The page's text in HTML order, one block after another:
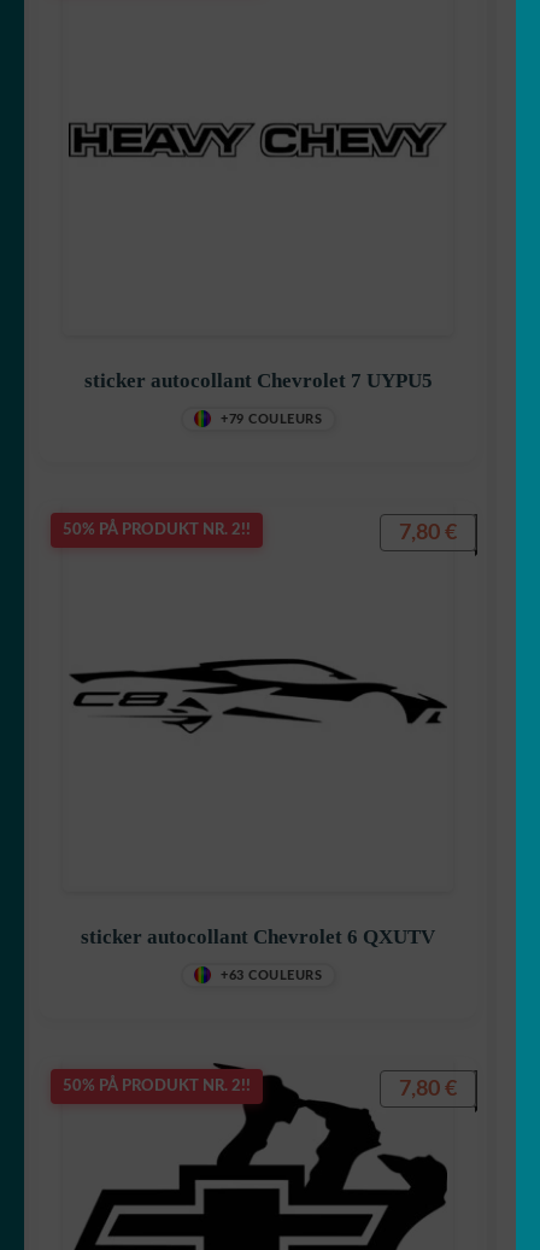
sticker autocollant Chevrolet 7 UYPU5
+79 COULEURS
50% PÅ PRODUKT NR. 2!!
sticker autocollant Chevrolet 6 QXUTV
+63 COULEURS
7,80 €
50% PÅ PRODUKT NR. 2!! 7,80 €